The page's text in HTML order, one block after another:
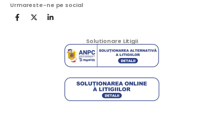
Urmareste-ne pe social
Solutionare Litigii